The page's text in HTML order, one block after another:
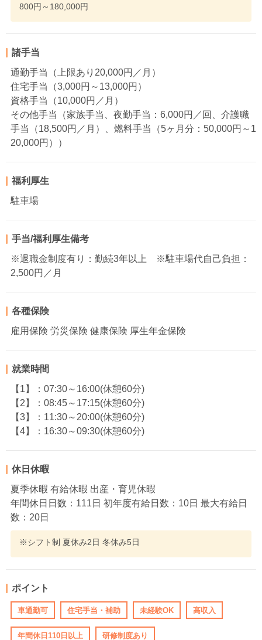
800円～180,000円
諸手当
通勤手当（上限あり20,000円／月）
住宅手当（3,000円～13,000円）
資格手当（10,000円／月）
その他手当（家族手当、夜勤手当：6,000円／回、介護職
手当（18,500円／月）、燃料手当（5ヶ月分：50,000円～1
20,000円））
福利厚生
駐車場
手当/福利厚生備考
※退職金制度有り：勤続3年以上 ※駐車場代自己負担：
2,500円／月
各種保険
雇用保険 労災保険 健康保険 厚生年金保険
就業時間
【1】：07:30～16:00(休憩60分)
【2】：08:45～17:15(休憩60分)
【3】：11:30～20:00(休憩60分)
【4】：16:30～09:30(休憩60分)
休日休暇
夏季休暇 有給休暇 出産・育児休暇
年間休日日数：111日 初年度有給日数：10日 最大有給日
数：20日
※シフト制 夏休み2日 冬休み5日
ポイント
車通勤可 住宅手当・補助 未経験OK 高収入
年間休日110日以上 研修制度あり